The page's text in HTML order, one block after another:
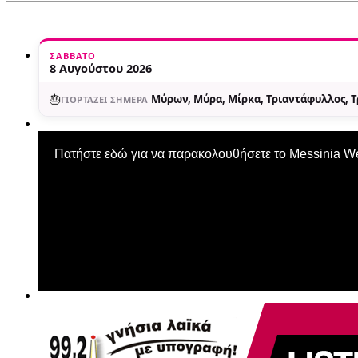
ΣΆΒΒΑΤΟ
8 Αυγούστου 2026
🎂ΓΙΟΡΤΆΖΕΙ ΣΉΜΕΡΑ Μύρων, Μύρα, Μίρκα, Τριαντάφυλλος,
Πατήστε εδώ για να παρακολουθήσετε το Messinia